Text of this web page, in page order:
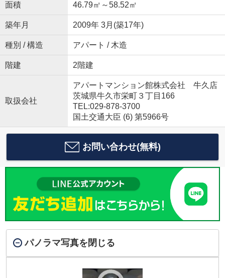
面積 46.79㎡～58.52㎡
築年月 2009年 3月(築17年)
種別 / 構造 アパート / 木造
階建 2階建
取扱会社
アパートマンション館株式会社 牛久店
茨城県牛久市栄町３丁目166
TEL:029-878-3700
国土交通大臣 (6) 第5966号
お問い合わせ(無料)
パノラマ写真を閉じる